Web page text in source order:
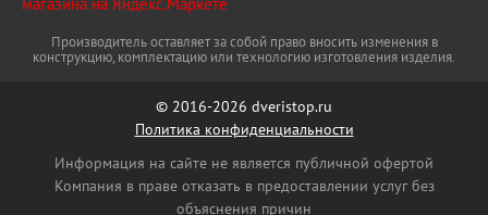
Производитель оставляет за собой право вносить изменения в
конструкцию, комплектацию или технологию изготовления изделия.
© 2016-2026 dveristop.ru
Политика конфиденциальности
Информация на сайте не является публичной офертой
Компания в праве отказать в предоставлении услуг без
объяснения причин